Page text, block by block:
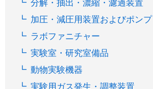
分解・抽出・濃縮・濾過装置
加圧・減圧用装置およびポンプ
ラボファニチャー
実験室・研究室備品
動物実験機器
実験用ガス発生・調整装置